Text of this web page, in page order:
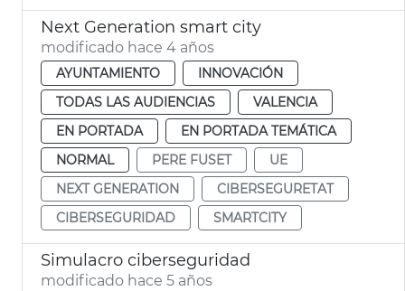
Next Generation smart city
modificado hace 4 años
AYUNTAMIENTO
INNOVACIÓN
TODAS LAS AUDIENCIAS
VALENCIA
EN PORTADA
EN PORTADA TEMÁTICA
NORMAL
PERE FUSET
UE
NEXT GENERATION
CIBERSEGURETAT
CIBERSEGURIDAD
SMARTCITY
Simulacro ciberseguridad
modificado hace 5 años